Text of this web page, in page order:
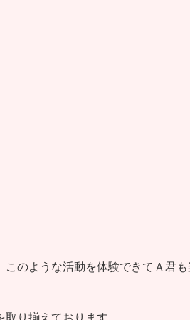
のような活動を体験できてＡ君も
り揃えております。